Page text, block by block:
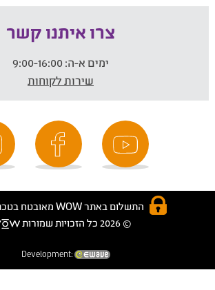
צרו איתנו קשר
ימים א-ה:
שירות לקוחות
התשלום באתר WOW מאובטח בטכנולוגית SSL
© 2026 כל הזכויות שמורות
Development: